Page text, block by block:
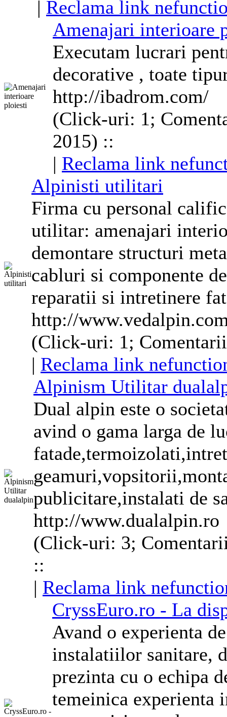
| Reclama link
Amenajari interioare
Executam lucrari
decorative , toate
http://ibadrom.com/
(Click-uri: 1;
2015) ::
| Reclama link
Alpinisti utilitari
Firma cu personal
utilitar: amenajari
demontare structuri
cabluri si componente
reparatii si intretinere
http://
(Click-uri: 1;
| Reclama link
Alpinism Utilitar
Dual alpin este o
avind o gama larga de
fatade
publicitare,instalati de
http://www.dualalpin.ro
(Click-uri: 3;
::
| Reclama link
CryssEuro.ro - La
Avand o experienta
instalatiilor sanitare,
prezinta cu o echipa
temeinica experienta